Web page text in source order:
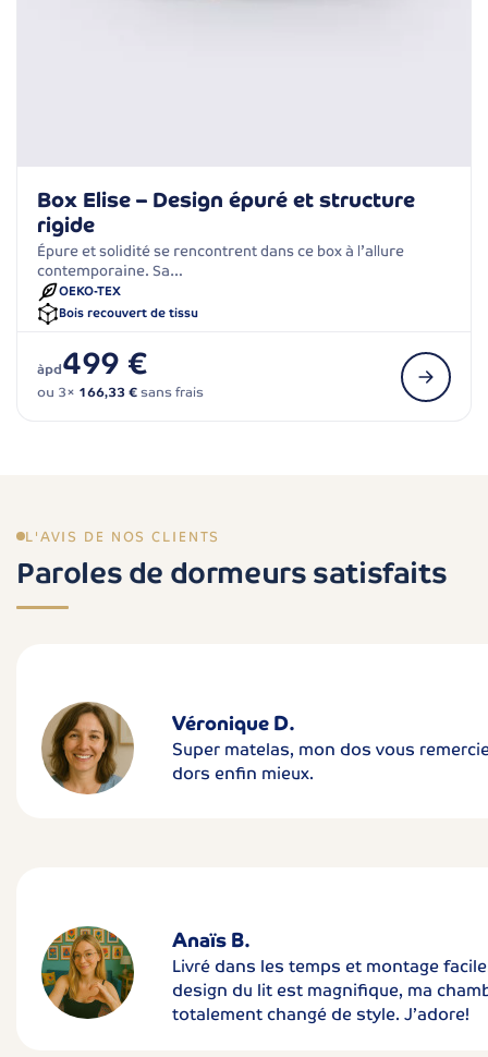
Box Elise – Design épuré et structure
rigide
Épure et solidité se rencontrent dans ce box à l’allure
contemporaine. Sa…
OEKO-TEX
Bois recouvert de tissu
àpd499 €
ou 3× 166,33 €sans frais
L'AVIS DE NOS CLIENTS
Paroles de dormeurs satisfaits
Véronique D.
Super matelas, mon dos vous
dors enfin mieux.
Anaïs B.
Livré dans les temps et montage
design du lit est magnifique, ma
totalement changé de style. J’adore!